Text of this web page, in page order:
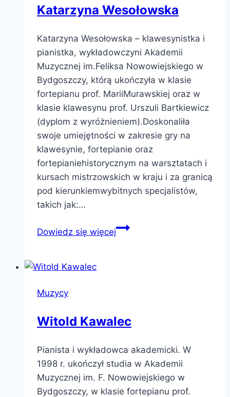
Katarzyna Wesołowska
Katarzyna Wesołowska – klawesynistka i
pianistka, wykładowczyni Akademii
Muzycznej im.Feliksa Nowowiejskiego w
Bydgoszczy, którą ukończyła w klasie
fortepianu prof. MariiMurawskiej oraz w
klasie klawesynu prof. Urszuli Bartkiewicz
(dyplom z wyróżnieniem).Doskonaliła
swoje umiejętności w zakresie gry na
klawesynie, fortepianie oraz
fortepianiehistorycznym na warsztatach i
kursach mistrzowskich w kraju i za granicą
pod kierunkiemwybitnych specjalistów,
takich jak:…
Dowiedz się więcejKatarzyna
Muzycy
Witold Kawalec
Pianista i wykładowca akademicki. W
1998 r. ukończył studia w Akademii
Muzycznej im. F. Nowowiejskiego w
Bydgoszczy, w klasie fortepianu prof.